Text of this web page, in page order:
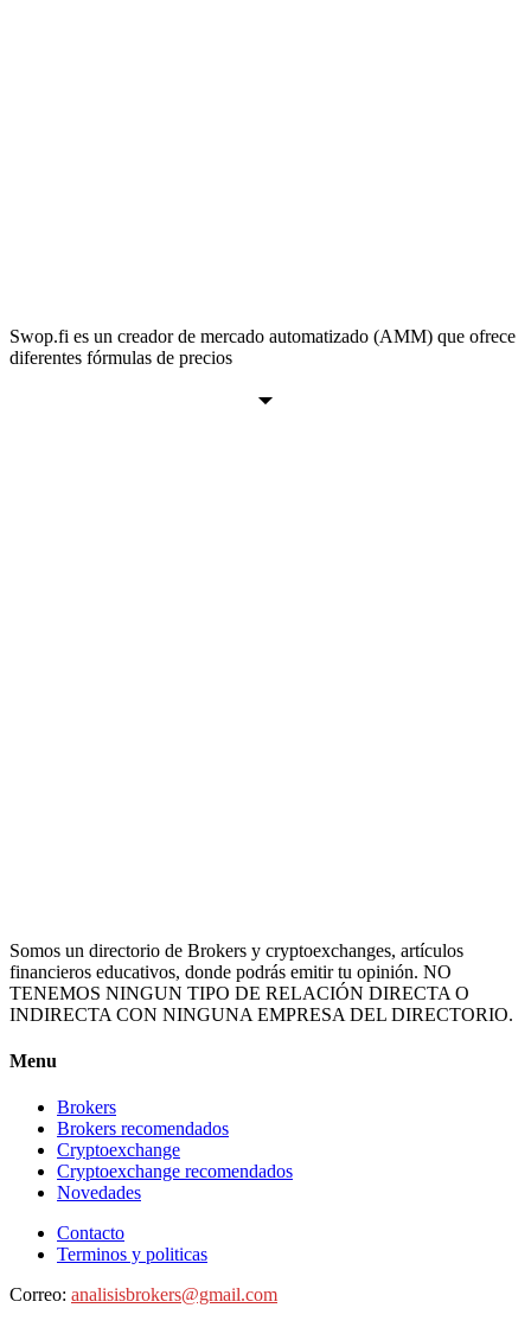
Swop.fi es un creador de mercado automatizado (AMM) que ofrece
diferentes fórmulas de precios
Somos un directorio de Brokers y cryptoexchanges, artículos
financieros educativos, donde podrás emitir tu opinión. NO
TENEMOS NINGUN TIPO DE RELACIÓN DIRECTA O
INDIRECTA CON NINGUNA EMPRESA DEL DIRECTORIO.
Menu
Brokers
Brokers recomendados
Cryptoexchange
Cryptoexchange recomendados
Novedades
Contacto
Terminos y politicas
Correo: analisisbrokers@gmail.com